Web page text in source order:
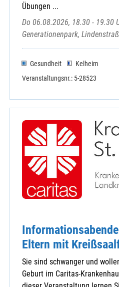
Übungen ...
Do 06.08.2026, 18.30 - 19.30
Generationenpark,
Gesundheit
Kelheim
Veranstaltungsnr.: 5-28523
Eltern mit
Sie sind schwanger und
Geburt im Caritas-